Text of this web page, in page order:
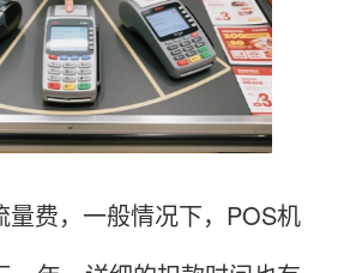
费，一般情况下，POS机